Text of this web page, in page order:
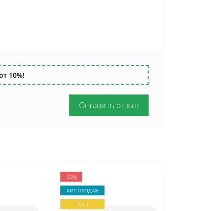
10%!
Оставить отзыв
-23%
ХИТ ПРОДАЖ
ТОП